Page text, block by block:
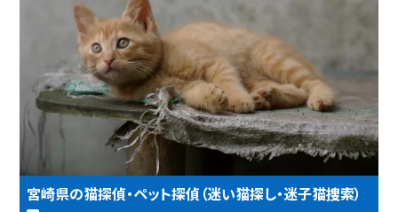
宮崎県の猫探偵・ペット探偵（迷い猫探し・迷子猫捜索）